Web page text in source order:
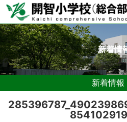
新着情
新着情報